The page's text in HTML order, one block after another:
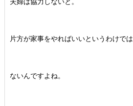
片方が家事をやればいいというわけでは
ないんですよね。